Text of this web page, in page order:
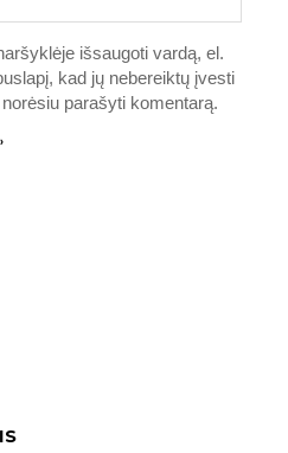
išsaugoti vardą, el.
kad jų nebereiktų įvesti
parašyti komentarą.